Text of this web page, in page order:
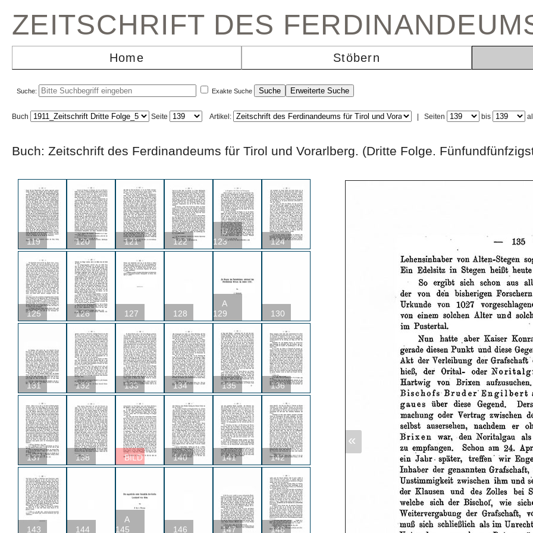
ZEITSCHRIFT DES
Home Stöbern
Suche: Exakte Suche
Buch Seite Artikel: Seiten bis
Buch: Zeitschrift des Ferdinandeums für Tirol und Vorarlberg. (Dritte Folge.
119 120 121 122
U
123
124
125 126 127 128
A
129
130
131 132 133 134 135 136
137 138 BILD 140 141 142
143 144
A
145
146 147 148
«